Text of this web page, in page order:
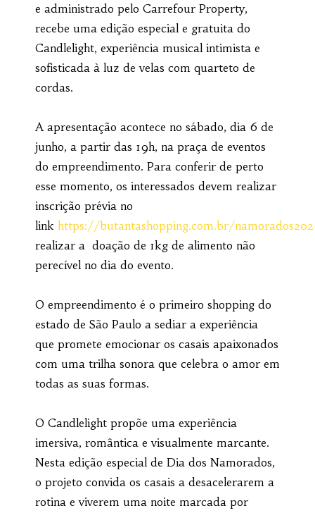
e administrado pelo Carrefour Property,
recebe uma edição especial e gratuita do
Candlelight, experiência musical intimista e
sofisticada à luz de velas com quarteto de
cordas.
A apresentação acontece no sábado, dia 6 de
junho, a partir das 19h, na praça de eventos
do empreendimento. Para conferir de perto
esse momento, os interessados devem realizar
inscrição prévia no
link https://butantashopping.com.br/
realizar a doação de 1kg de alimento não
perecível no dia do evento.
O empreendimento é o primeiro shopping do
estado de São Paulo a sediar a experiência
que promete emocionar os casais apaixonados
com uma trilha sonora que celebra o amor em
todas as suas formas.
O Candlelight propõe uma experiência
imersiva, romântica e visualmente marcante.
Nesta edição especial de Dia dos Namorados,
o projeto convida os casais a desacelerarem a
rotina e viverem uma noite marcada por